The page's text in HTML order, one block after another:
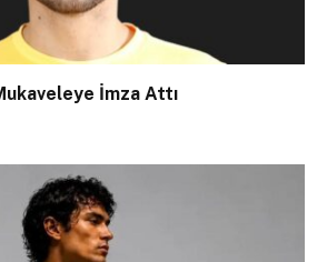
İmza Attı